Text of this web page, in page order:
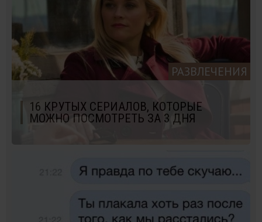
РАЗВЛЕЧЕНИЯ
16 КРУТЫХ СЕРИАЛОВ, КОТОРЫЕ
МОЖНО ПОСМОТРЕТЬ ЗА 3 ДНЯ